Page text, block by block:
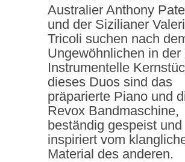
Australier Anthony
und der Sizilianer
Tricoli suchen nach
Ungewöhnlichen in der
Instrumentelle
dieses Duos sind das
präparierte Piano und
Revox Bandmaschine,
beständig gespeist und
inspiriert vom
Material des anderen.